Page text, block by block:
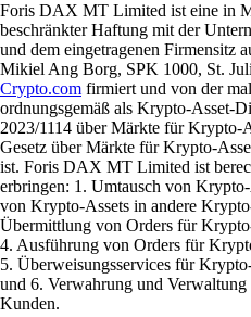
Foris DAX MT Limited ist eine in
beschränkter Haftung mit der
und dem eingetragenen Firmensitz
Mikiel Ang Borg, SPK 1000, St.
Crypto.com firmiert und von der
ordnungsgemäß als Krypto-Asset-
2023/1114 über Märkte für Krypto-
Gesetz über Märkte für Krypto-
ist. Foris DAX MT Limited ist
erbringen: 1. Umtausch von
von Krypto-Assets in andere
Übermittlung von Orders für
4. Ausführung von Orders für
5. Überweisungsservices für
und 6. Verwahrung und
Kunden.